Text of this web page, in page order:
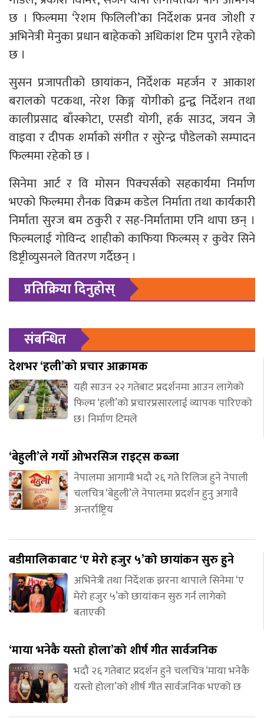
छ । फिल्ममा ‘रेशम फिलिली’का निर्देशक प्रनव जोशी र
अभिनेत्री मेनुका प्रधान बाहेकको अधिकांश टिम पुरानै रहेको
छ ।
सुसन प्रजापतीको छायांकन, निर्देशक महर्जन र आकाश
बरालको पटकथा, नरेश किङ्ग योगीको द्वन्द्व निर्देशन तथा
कालीप्रसाद बाँस्कोटा, एसडी योगी, हर्क साउद, जयन जे
वाइवा र दीपक शर्माको संगीत र सुरेन्द्र पौडेलको सम्पादन
फिल्ममा रहेको छ ।
सिनेमा आर्ट र वि मोसन पिक्चर्सको सहकार्यमा निर्माण
भएको फिल्ममा रौनक विक्रम कडेल निर्माता तथा कार्यकारी
निर्माता सुरज बम ठकुरी र सह-निर्मातामा एनि थापा छन् ।
फिल्मलाई गोविन्द शाहीको काफिया फिल्मस् र कुवेर सिने
डिष्ट्रीव्युसनले वितरण गर्दैछन् ।
प्रतिक्रिया दिनुहोस्
संबन्धित
देशभर ‘हली’को प्रचार आक्रामक
यही साउन २२ गतेबाट प्रदर्शनमा आउन लागेको
फिल्म ‘हली’को प्रचारप्रसारलाई व्यापक पारिएको
छ। निर्माण टिमले
‘बेहुली’ले गर्यो ओभरसिज राइट्स कब्जा
नेपालमा आगामी भदौ २६ गते रिलिज हुने नेपाली
चलचित्र ‘बेहुली’ले नेपालमा प्रदर्शन हुनु अगावै
अन्तर्राष्ट्रिय
बडीमालिकाबाट ‘ए मेरो हजुर ५’को छायांकन सुरु हुने
अभिनेत्री तथा निर्देशक झरना थापाले सिनेमा ‘ए
मेरो हजुर ५’को छायांकन सुरु गर्न लागेको
बताएकी
‘माया भनेकै यस्तो होला’को शीर्ष गीत सार्वजनिक
भदौ २६ गतेबाट प्रदर्शन हुने चलचित्र ‘माया भनेकै
यस्तो होला’को शीर्ष गीत सार्वजनिक भएको छ